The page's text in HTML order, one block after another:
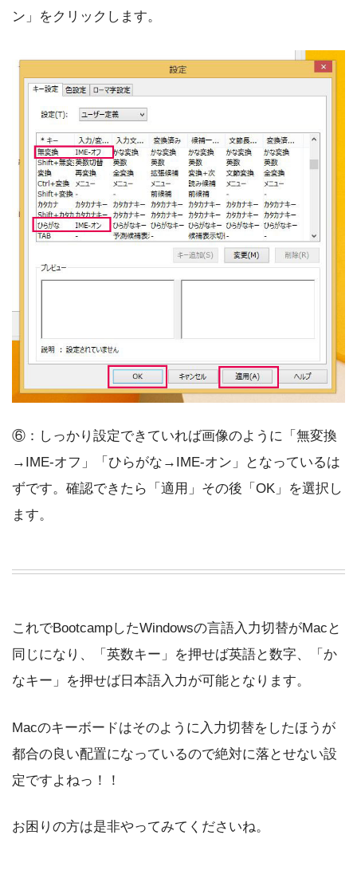
ン」をクリックします。
⑥：しっかり設定できていれば画像のように「無変換
→IME-オフ」「ひらがな→IME-オン」となっているは
ずです。確認できたら「適用」その後「OK」を選択し
ます。
これでBootcampしたWindowsの言語入力切替がMacと
同じになり、「英数キー」を押せば英語と数字、「か
なキー」を押せば日本語入力が可能となります。
Macのキーボードはそのように入力切替をしたほうが
都合の良い配置になっているので絶対に落とせない設
定ですよねっ！！
お困りの方は是非やってみてくださいね。